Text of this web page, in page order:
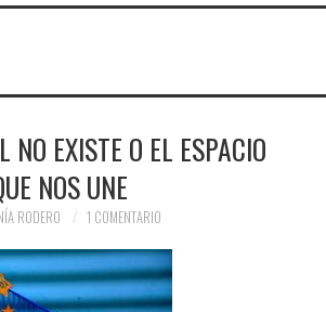
EXISTE O EL ESPACIO
NOS UNE
RODERO 1 COMENTARIO